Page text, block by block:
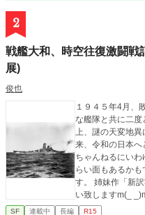
2
戦艦大和、時空往復激闘戦
展)
俊也
１９４５年4月、
な艦隊と共に二
上、謎の天変地
来、令和の日本へと転送
ちゃんねるにい
らい面もあるか
す。 姉妹作「新訳零戦戦記」「信長2030」 共々宜しくお願
い致しますm(_
SF 連載中 長編 R15